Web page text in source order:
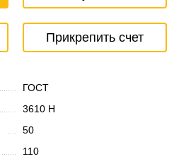
Прикрепить счет
ГОСТ
3610 Н
50
110